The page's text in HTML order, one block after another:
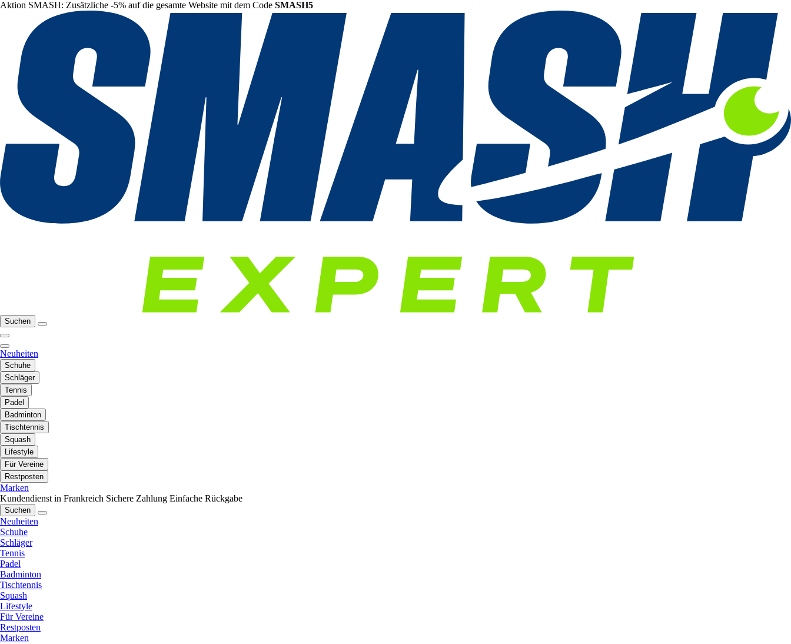
Aktion SMASH: Zusätzliche -5% auf die gesamte Website mit dem Code SMASH5
Suchen
Neuheiten
Schuhe
Schläger
Tennis
Padel
Badminton
Tischtennis
Squash
Lifestyle
Für Vereine
Restposten
Marken
Kundendienst in Frankreich Sichere Zahlung Einfache Rückgabe
Suchen
Neuheiten
Schuhe
Schläger
Tennis
Padel
Badminton
Tischtennis
Squash
Lifestyle
Für Vereine
Restposten
Marken